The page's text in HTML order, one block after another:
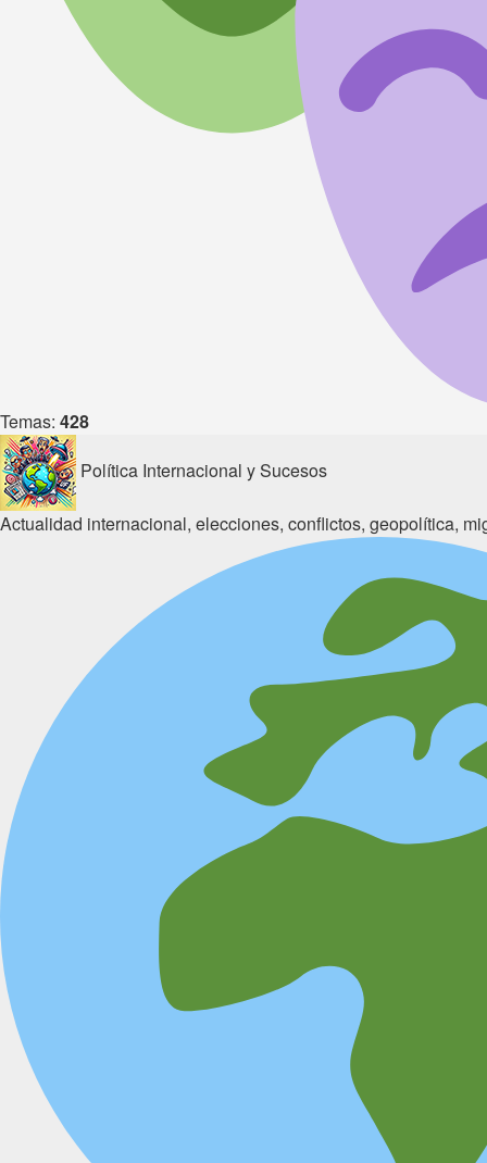
Temas: 428
Política Internacional y Sucesos
Actualidad internacional, elecciones, conflictos, geopolítica,